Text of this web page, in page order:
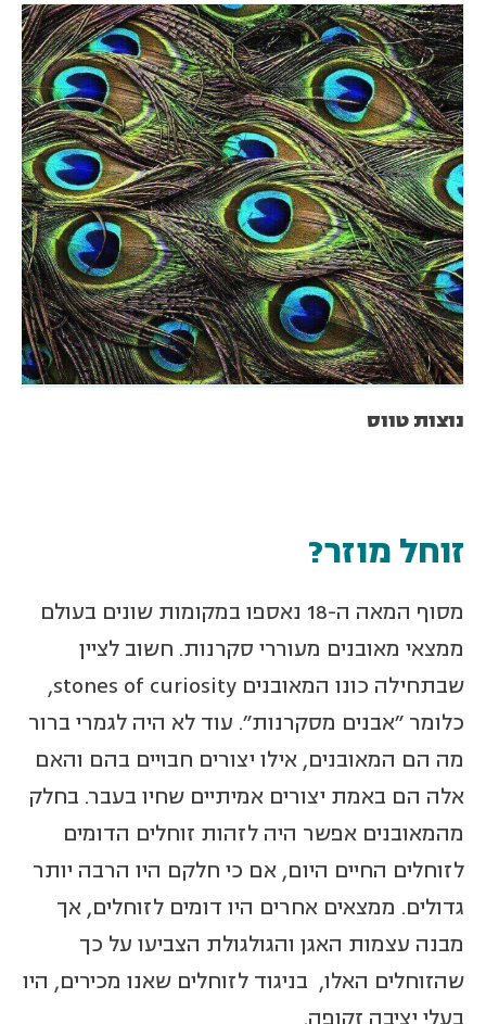
נוצות טווס
זוחל מוזר?
מסוף המאה ה-18 נאספו במקומות שונים בעולם
ממצאי מאובנים מעוררי סקרנות. חשוב לציין
שבתחילה כונו המאובנים stones of curiosity,
כלומר "אבנים מסקרנות". עוד לא היה לגמרי ברור
מה הם המאובנים, אילו יצורים חבויים בהם והאם
אלה הם באמת יצורים אמיתיים שחיו בעבר. בחלק
מהמאובנים אפשר היה לזהות זוחלים הדומים
לזוחלים החיים היום, אם כי חלקם היו הרבה יותר
גדולים. ממצאים אחרים היו דומים לזוחלים, אך
מבנה עצמות האגן והגולגולת הצביעו על כך
שהזוחלים האלו, בניגוד לזוחלים שאנו מכירים, היו